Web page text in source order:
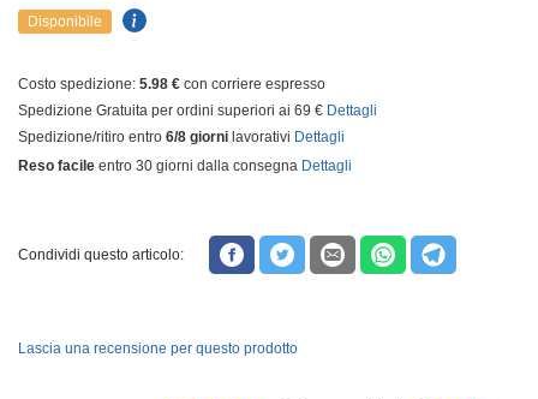
Disponibile
Costo spedizione: 5.98 € con corriere espresso
Spedizione Gratuita per ordini superiori ai 69 € Dettagli
Spedizione/ritiro entro 6/8 giorni lavorativi Dettagli
Reso facile entro 30 giorni dalla consegna Dettagli
Condividi questo articolo:
Lascia una recensione per questo prodotto